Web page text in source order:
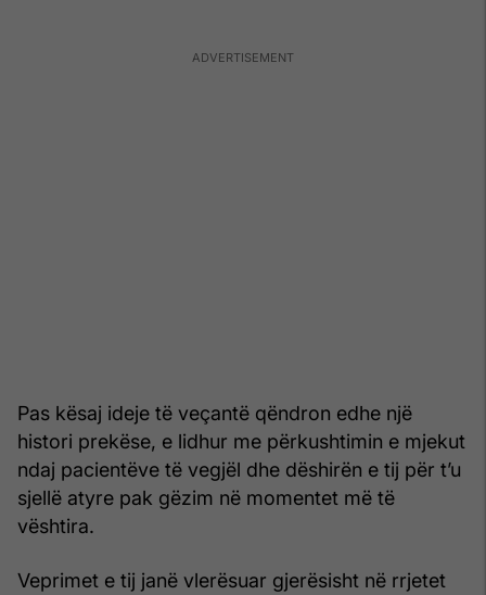
Pas kësaj ideje të veçantë qëndron edhe një
histori prekëse, e lidhur me përkushtimin e mjekut
ndaj pacientëve të vegjël dhe dëshirën e tij për t’u
sjellë atyre pak gëzim në momentet më të
vështira.
Veprimet e tij janë vlerësuar gjerësisht në rrjetet